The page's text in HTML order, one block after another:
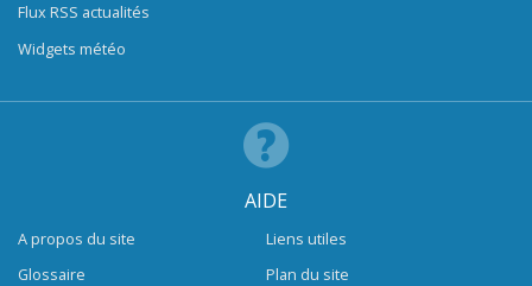
Flux RSS actualités
Widgets météo
AIDE
A propos du site
Glossaire
Liens utiles
Plan du site